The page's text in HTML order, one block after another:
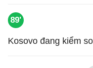
89'
Kosovo đang kiểm